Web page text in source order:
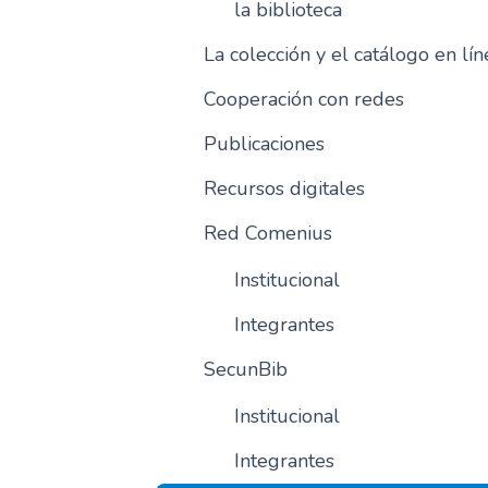
la biblioteca
La colección y el catálogo en
Cooperación con redes
Publicaciones
Recursos digitales
Red Comenius
Institucional
Integrantes
SecunBib
Institucional
Integrantes